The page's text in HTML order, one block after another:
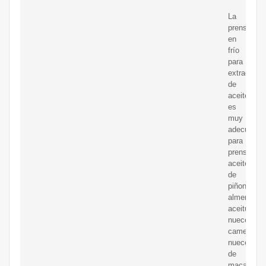
La
prensa
en
frío
para
extracción
de
aceite
es
muy
adecuada
para
prensar
aceite
de
piñones,
almendras,
aceitunas,
nueces,
camelia,
nueces
de